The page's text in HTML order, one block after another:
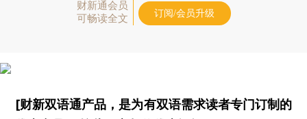
财新通会员
可畅读全文
订阅/会员升级
[财新双语通产品，是为有双语需求读者专门订制的